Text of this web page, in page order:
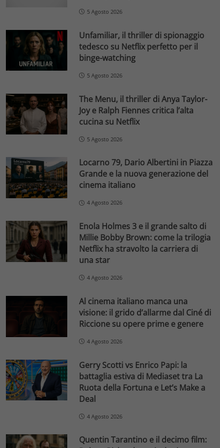
5 Agosto 2026
Unfamiliar, il thriller di spionaggio
tedesco su Netflix perfetto per il
binge-watching
5 Agosto 2026
The Menu, il thriller di Anya Taylor-
Joy e Ralph Fiennes critica l’alta
cucina su Netflix
5 Agosto 2026
Locarno 79, Dario Albertini in Piazza
Grande e la nuova generazione del
cinema italiano
4 Agosto 2026
Enola Holmes 3 e il grande salto di
Millie Bobby Brown: come la trilogia
Netflix ha stravolto la carriera di
una star
4 Agosto 2026
Al cinema italiano manca una
visione: il grido d’allarme dal Ciné di
Riccione su opere prime e genere
4 Agosto 2026
Gerry Scotti vs Enrico Papi: la
battaglia estiva di Mediaset tra La
Ruota della Fortuna e Let’s Make a
Deal
4 Agosto 2026
Quentin Tarantino e il decimo film: